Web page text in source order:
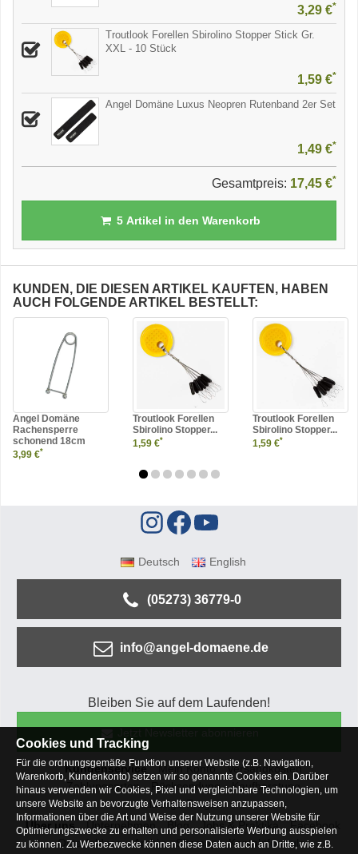
3,29 €*
Troutlook Forellen Sbirolino Stopper Stick Gr.
XXL - 10 Stück
1,59 €*
Angel Domäne Luxus Neopren Rutenband 2er Set
1,49 €*
Gesamtpreis: 17,45 €*
5Artikel in den Warenkorb
KUNDEN, DIE DIESEN ARTIKEL KAUFTEN, HABEN
AUCH FOLGENDE ARTIKEL BESTELLT:
Angel Domäne
Rachensperre
schonend 18cm
3,99 €*
Troutlook Forellen
Sbirolino Stopper...
1,59 €*
Troutlook Forellen
Sbirolino Stopper...
1,59 €*
Deutsch English
(05273) 36779-0
info@angel-domaene.de
Bleiben Sie auf dem Laufenden!
Kundenservice Mein Konto
Versandkosten
Zahlungsarten
Rücksendung
Kaufberatung
Häufige Fragen
Über uns
Unternehmen Blog Jobs & Praktika
Facebook
Osterfeldsee
Archiv Sitemap Kontaktformular
Cookies und Tracking
Für die ordnungsgemäße Funktion unserer Website (z.B. Navigation,
Warenkorb, Kundenkonto) setzen wir so genannte Cookies ein. Darüber
hinaus verwenden wir Cookies, Pixel und vergleichbare Technologien, um
unsere Website an bevorzugte Verhaltensweisen anzupassen,
Informationen über die Art und Weise der Nutzung unserer Website für
Optimierungszwecke zu erhalten und personalisierte Werbung ausspielen
zu können. Zu Werbezwecke können diese Daten auch an Dritte, wie z.B.